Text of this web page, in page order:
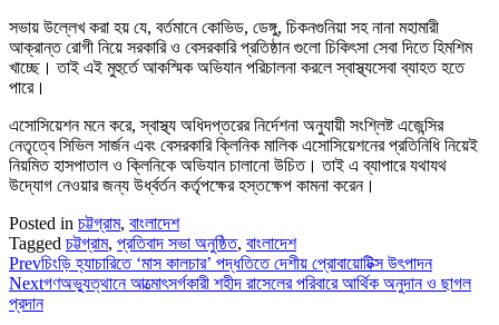
সভায় উল্লেখ করা হয় যে, বর্তমানে কোভিড, ডেঙ্গু, চিকনগুনিয়া সহ নানা মহামারী
আক্রান্ত রোগী নিয়ে সরকারি ও বেসরকারি প্রতিষ্ঠান গুলো চিকিৎসা সেবা দিতে হিমশিম
খাচ্ছে। তাই এই মুহুর্তে আকস্মিক অভিযান পরিচালনা করলে স্বাস্থ্যসেবা ব্যাহত হতে
পারে।
এসোসিয়েশন মনে করে, স্বাস্থ্য অধিদপ্তরের নির্দেশনা অনুযায়ী সংশ্লিষ্ট এজেন্সির
নেতৃত্বে সিভিল সার্জন এবং বেসরকারি ক্লিনিক মালিক এসোসিয়েশনের প্রতিনিধি নিয়েই
নিয়মিত হাসপাতাল ও ক্লিনিকে অভিযান চালানো উচিত। তাই এ ব্যাপারে যথাযথ
উদ্যোগ নেওয়ার জন্য উর্ধ্বর্তন কর্তৃপক্ষের হস্তক্ষেপ কামনা করেন।
Posted in চট্টগ্রাম, বাংলাদেশ
Tagged চট্টগ্রাম, প্রতিবাদ সভা অনুষ্ঠিত, বাংলাদেশ
Prevচিংড়ি হ্যাচারিতে ‘মাস কালচার’ পদ্ধতিতে দেশীয় প্রোবায়োটিক্স উৎপাদন
Nextগণঅভ্যুত্থানে আত্মোৎসর্গকারী শহীদ রাসেলের পরিবারে আর্থিক অনুদান ও ছাগল
প্রদান